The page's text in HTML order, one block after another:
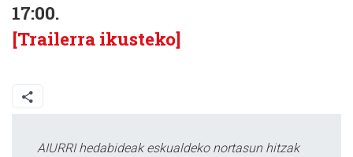
17:00.
[Trailerra ikusteko]
AIURRI hedabideak eskualdeko nortasun hitzak